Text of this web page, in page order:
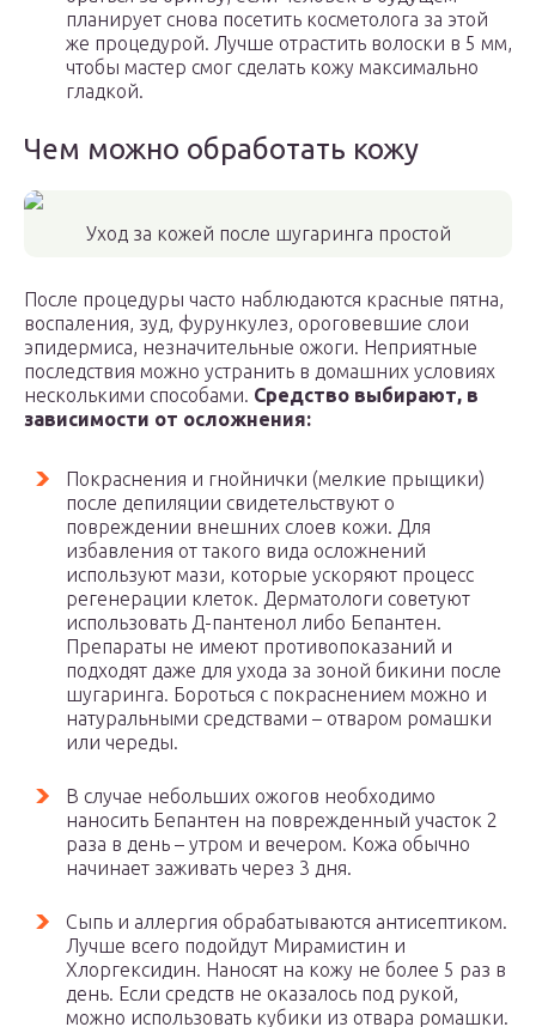
планирует снова посетить косметолога за этой
же процедурой. Лучше отрастить волоски в 5 мм,
чтобы мастер смог сделать кожу максимально
гладкой.
Чем можно обработать кожу
Уход за кожей после шугаринга простой
После процедуры часто наблюдаются красные пятна,
воспаления, зуд, фурункулез, ороговевшие слои
эпидермиса, незначительные ожоги. Неприятные
последствия можно устранить в домашних условиях
несколькими способами. Средство выбирают, в
зависимости от осложнения:
Покраснения и гнойнички (мелкие прыщики)
после депиляции свидетельствуют о
повреждении внешних слоев кожи. Для
избавления от такого вида осложнений
используют мази, которые ускоряют процесс
регенерации клеток. Дерматологи советуют
использовать Д-пантенол либо Бепантен.
Препараты не имеют противопоказаний и
подходят даже для ухода за зоной бикини после
шугаринга. Бороться с покраснением можно и
натуральными средствами – отваром ромашки
или череды.
В случае небольших ожогов необходимо
наносить Бепантен на поврежденный участок 2
раза в день – утром и вечером. Кожа обычно
начинает заживать через 3 дня.
Сыпь и аллергия обрабатываются антисептиком.
Лучше всего подойдут Мирамистин и
Хлоргексидин. Наносят на кожу не более 5 раз в
день. Если средств не оказалось под рукой,
можно использовать кубики из отвара ромашки.